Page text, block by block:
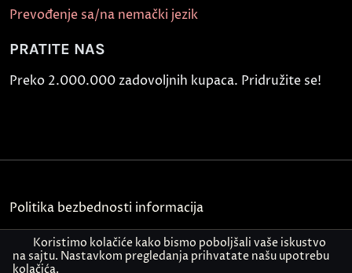
Prevođenje sa/na nemački jezik
PRATITE NAS
Preko 2.000.000 zadovoljnih kupaca. Pridružite se!
Politika bezbednosti informacija
Kontakt
Koristimo kolačiće kako bismo poboljšali vaše iskustvo
na sajtu. Nastavkom pregledanja prihvatate našu upotrebu
kolačića.